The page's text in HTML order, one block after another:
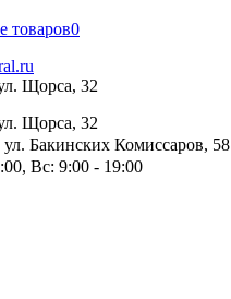
товаров0
Щорса, 32
Щорса, 32
ул. Бакинских Комиссаров, 58
Вс: 9:00 - 19:00